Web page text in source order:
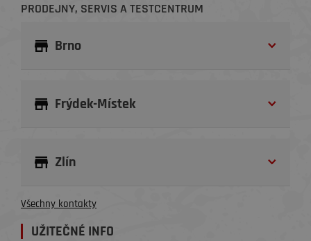
PRODEJNY, SERVIS A TESTCENTRUM
Brno
Frýdek-Místek
Zlín
Všechny kontakty
UŽITEČNÉ INFO